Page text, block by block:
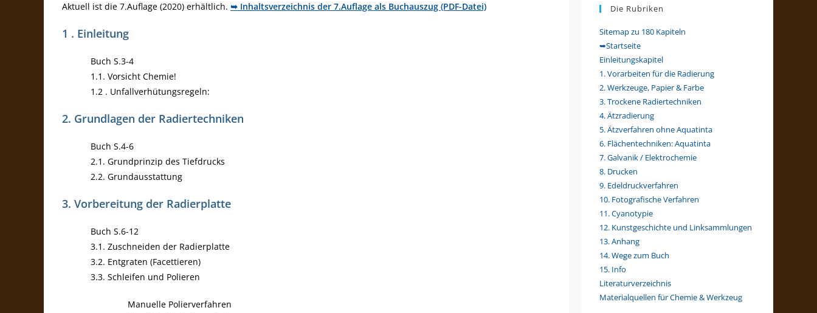
Aktuell ist die 7.Auflage (2020) erhältlich. ➥ Inhaltsverzeichnis der 7.Auflage als Buchauszug (PDF-Datei)
1 . Einleitung
Buch S.3-4
1.1. Vorsicht Chemie!
1.2 . Unfallverhütungsregeln:
2. Grundlagen der Radiertechniken
Buch S.4-6
2.1. Grundprinzip des Tiefdrucks
2.2. Grundausstattung
3. Vorbereitung der Radierplatte
Buch S.6-12
3.1. Zuschneiden der Radierplatte
3.2. Entgraten (Facettieren)
3.3. Schleifen und Polieren
Manuelle Polierverfahren
Die Rubriken
Sitemap zu 180 Kapiteln
➥Startseite
Einleitungskapitel
1. Vorarbeiten für die Radierung
2. Werkzeuge, Papier & Farbe
3. Trockene Radiertechniken
4. Ätzradierung
5. Ätzverfahren ohne Aquatinta
6. Flächentechniken: Aquatinta
7. Galvanik / Elektrochemie
8. Drucken
9. Edeldruckverfahren
10. Fotografische Verfahren
11. Cyanotypie
12. Kunstgeschichte und Linksammlungen
13. Anhang
14. Wege zum Buch
15. Info
Literaturverzeichnis
Materialquellen für Chemie & Werkzeug